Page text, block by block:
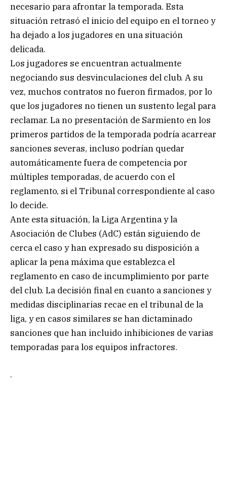
necesario para afrontar la temporada. Esta
situación retrasó el inicio del equipo en el torneo y
ha dejado a los jugadores en una situación
delicada.
Los jugadores se encuentran actualmente
negociando sus desvinculaciones del club. A su
vez, muchos contratos no fueron firmados, por lo
que los jugadores no tienen un sustento legal para
reclamar. La no presentación de Sarmiento en los
primeros partidos de la temporada podría acarrear
sanciones severas, incluso podrían quedar
automáticamente fuera de competencia por
múltiples temporadas, de acuerdo con el
reglamento, si el Tribunal correspondiente al caso
lo decide.
Ante esta situación, la Liga Argentina y la
Asociación de Clubes (AdC) están siguiendo de
cerca el caso y han expresado su disposición a
aplicar la pena máxima que establezca el
reglamento en caso de incumplimiento por parte
del club. La decisión final en cuanto a sanciones y
medidas disciplinarias recae en el tribunal de la
liga, y en casos similares se han dictaminado
sanciones que han incluido inhibiciones de varias
temporadas para los equipos infractores.
.